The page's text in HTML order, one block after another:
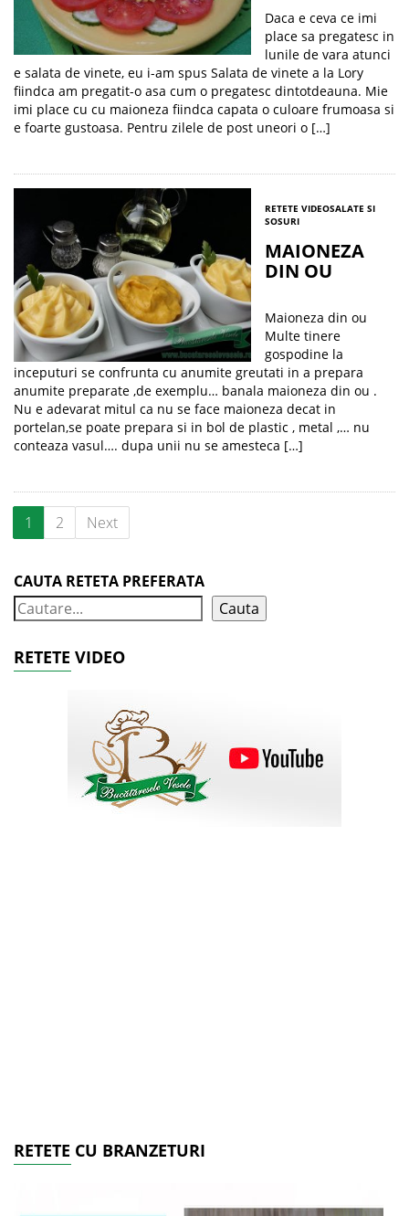
Daca e ceva ce imi
place sa pregatesc in
lunile de vara atunci
e salata de vinete, eu i-am spus Salata de vinete a la Lory
fiindca am pregatit-o asa cum o pregatesc dintotdeauna. Mie
imi place cu cu maioneza fiindca capata o culoare frumoasa si
e foarte gustoasa. Pentru zilele de post uneori o […]
RETETE VIDEOSALATE SI
SOSURI
MAIONEZA
DIN OU
Maioneza din ou
Multe tinere
gospodine la
inceputuri se confrunta cu anumite greutati in a prepara
anumite preparate ,de exemplu… banala maioneza din ou .
Nu e adevarat mitul ca nu se face maioneza decat in
portelan,se poate prepara si in bol de plastic , metal ,… nu
conteaza vasul…. dupa unii nu se amesteca […]
1 2 Next
CAUTA RETETA PREFERATA
Cauta
RETETE VIDEO
RETETE CU BRANZETURI